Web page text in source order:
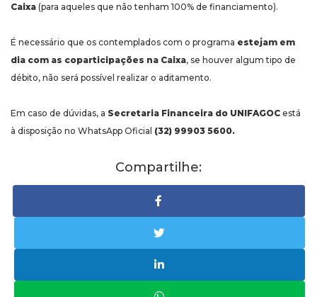
Caixa (para aqueles que não tenham 100% de financiamento).
É necessário que os contemplados com o programa estejam em
dia com as coparticipações na Caixa, se houver algum tipo de
débito, não será possível realizar o aditamento.
Em caso de dúvidas, a Secretaria Financeira do UNIFAGOC está
à disposição no WhatsApp Oficial (32) 99903 5600.
Compartilhe: